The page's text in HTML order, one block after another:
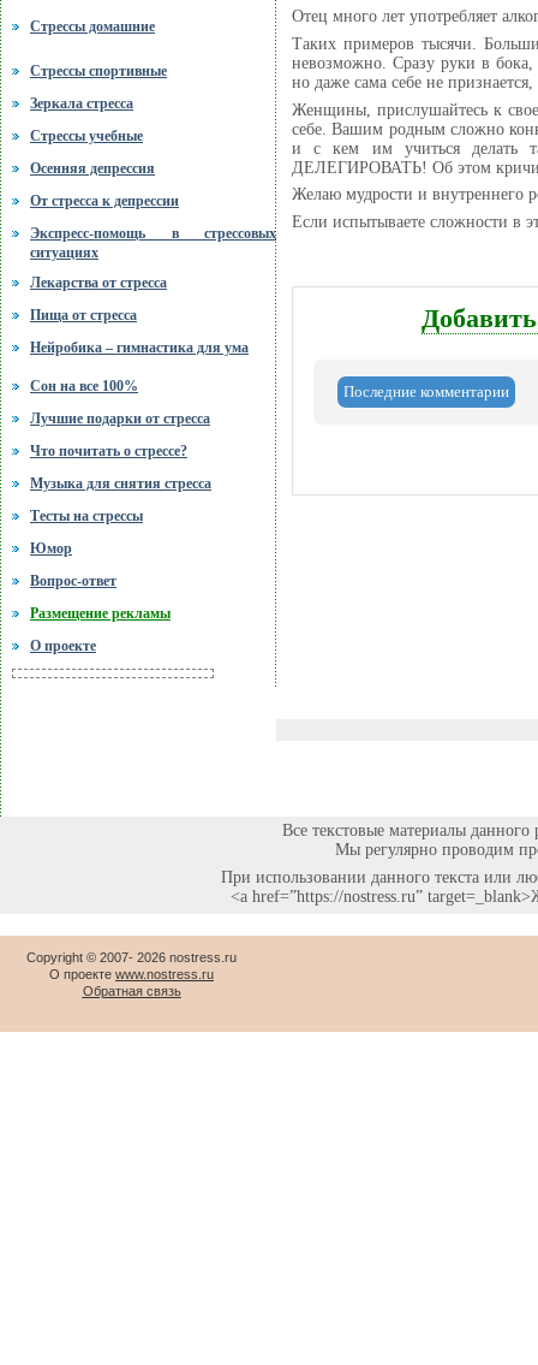
Стрессы домашние
Стрессы спортивные
Зеркала стресса
Стрессы учебные
Осенняя депрессия
От стресса к депрессии
Экспресс-помощь в стрессовых
ситуациях
Лекарства от стресса
Пища от стресса
Нейробика – гимнастика для ума
Сон на все 100%
Лучшие подарки от стресса
Что почитать о стрессе?
Музыка для снятия стресса
Тесты на стрессы
Юмор
Вопрос-ответ
Размещение рекламы
О проекте
Отец много лет употребляет
Таких примеров тысячи.
невозможно. Сразу руки в бока,
но даже сама себе не
Женщины, прислушайтесь к
себе. Вашим родным сложно
и с кем им учиться делать
ДЕЛЕГИРОВАТЬ! Об этом кричит
Желаю мудрости и внутреннего
Если испытываете сложности в
Последние комментарии
Все текстовые материалы данного
Мы регулярно проводим
При использовании данного текста или
<a href=”https://nostress.ru”
Copyright © 2007- 2026 nostress.ru
О проекте www.nostress.ru
Обратная связь